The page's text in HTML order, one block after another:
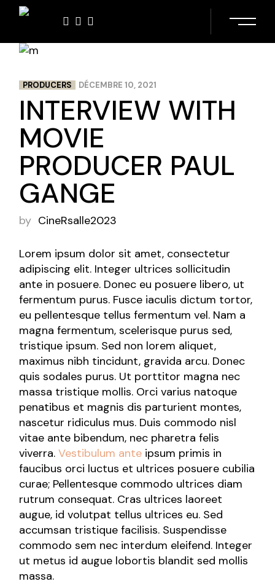
PRODUCERS DÉCEMBRE 10, 2021
INTERVIEW WITH
MOVIE
PRODUCER PAUL
GANGE
by CineRsalle2023
Lorem ipsum dolor sit amet, consectetur
adipiscing elit. Integer ultrices sollicitudin
ante in posuere. Donec eu posuere libero, ut
fermentum purus. Fusce iaculis dictum tortor,
eu pellentesque tellus fermentum vel. Nam a
magna fermentum, scelerisque purus sed,
tristique ipsum. Sed non lorem aliquet,
maximus nibh tincidunt, gravida arcu. Donec
quis sodales purus. Ut porttitor magna nec
massa tristique mollis. Orci varius natoque
penatibus et magnis dis parturient montes,
nascetur ridiculus mus. Duis commodo nisl
vitae ante bibendum, nec pharetra felis
viverra.Vestibulum ante ipsum primis in
faucibus orci luctus et ultrices posuere cubilia
curae; Pellentesque commodo ultrices diam
rutrum consequat. Cras ultrices laoreet
augue, id volutpat tellus ultrices eu. Sed
accumsan tristique facilisis. Suspendisse
commodo sem nec interdum eleifend. Integer
ut metus id augue lobortis blandit sed mollis
massa.